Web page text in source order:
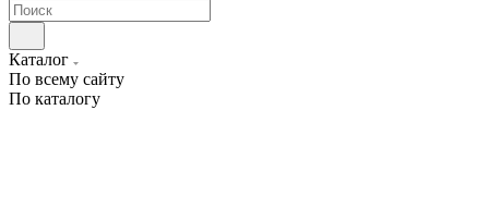
Каталог
По всему сайту
По каталогу